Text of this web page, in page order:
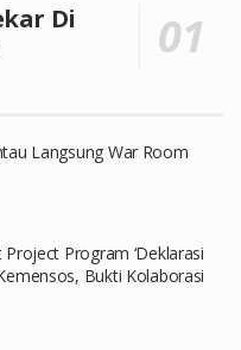
Di
Langsung War Room
Program ‘Deklarasi
Bukti Kolaborasi